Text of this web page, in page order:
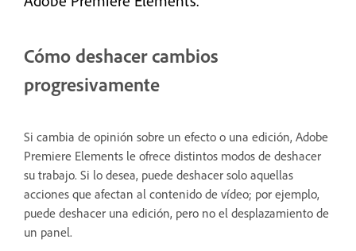
Cómo deshacer cambios
progresivamente
Si cambia de opinión sobre un efecto o una edición, Adobe
Premiere Elements le ofrece distintos modos de deshacer
su trabajo. Si lo desea, puede deshacer solo aquellas
acciones que afectan al contenido de vídeo; por ejemplo,
puede deshacer una edición, pero no el desplazamiento de
un panel.